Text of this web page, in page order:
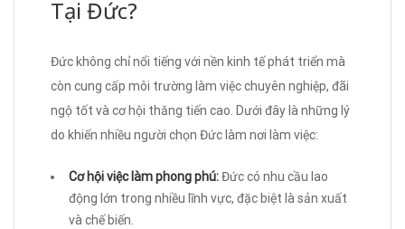
Tại Đức?
Đức không chỉ nổi tiếng với nền kinh tế phát triển mà
còn cung cấp môi trường làm việc chuyên nghiệp, đãi
ngộ tốt và cơ hội thăng tiến cao. Dưới đây là những lý
do khiến nhiều người chọn Đức làm nơi làm việc:
Cơ hội việc làm phong phú:Đức có nhu cầu lao
động lớn trong nhiều lĩnh vực, đặc biệt là sản xuất
và chế biến.